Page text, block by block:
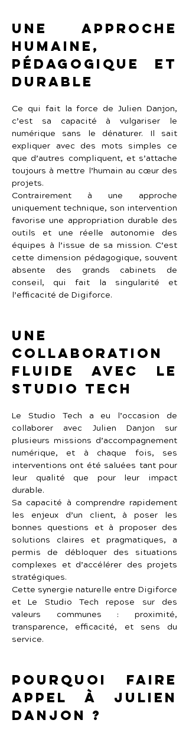
Une approche
humaine,
pédagogique et
durable
Ce qui fait la force de Julien Danjon,
c’est sa capacité à vulgariser le
numérique sans le dénaturer. Il sait
expliquer avec des mots simples ce
que d’autres compliquent, et s’attache
toujours à mettre l’humain au cœur des
projets.
Contrairement à une approche
uniquement technique, son intervention
favorise une appropriation durable des
outils et une réelle autonomie des
équipes à l’issue de sa mission. C’est
cette dimension pédagogique, souvent
absente des grands cabinets de
conseil, qui fait la singularité et
l’efficacité de Digiforce.
Une
collaboration
fluide avec Le
Studio Tech
Le Studio Tech a eu l’occasion de
collaborer avec Julien Danjon sur
plusieurs missions d’accompagnement
numérique, et à chaque fois, ses
interventions ont été saluées tant pour
leur qualité que pour leur impact
durable.
Sa capacité à comprendre rapidement
les enjeux d’un client, à poser les
bonnes questions et à proposer des
solutions claires et pragmatiques, a
permis de débloquer des situations
complexes et d’accélérer des projets
stratégiques.
Cette synergie naturelle entre Digiforce
et Le Studio Tech repose sur des
valeurs communes : proximité,
transparence, efficacité, et sens du
service.
Pourquoi faire
appel à Julien
Danjon ?